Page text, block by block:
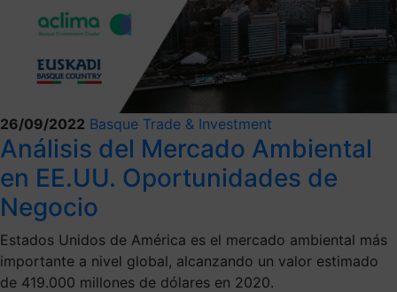
26/09/2022 Basque Trade & Investment
Análisis del Mercado Ambiental
en EE.UU. Oportunidades de
Negocio
Estados Unidos de América es el mercado ambiental más
importante a nivel global, alcanzando un valor estimado
de 419.000 millones de dólares en 2020.